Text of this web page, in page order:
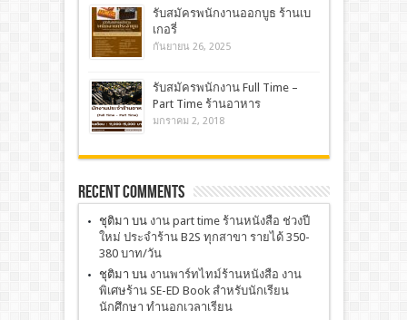
รับสมัครพนักงานออกบูธ ร้านเบ
เกอรี่
กันยายน 26, 2025
รับสมัครพนักงาน Full Time –
Part Time ร้านอาหาร
มกราคม 2, 2018
Recent Comments
ชุติมา บน งาน part time ร้านหนังสือ ช่วงปี
ใหม่ ประจำร้าน B2S ทุกสาขา รายได้ 350-
380 บาท/วัน
ชุติมา บน งานพาร์ทไทม์ร้านหนังสือ งาน
พิเศษร้าน SE-ED Book สำหรับนักเรียน
นักศึกษา ทำนอกเวลาเรียน